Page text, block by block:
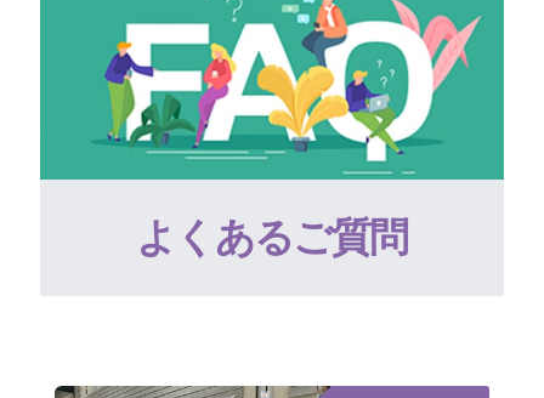
よくあるご質問